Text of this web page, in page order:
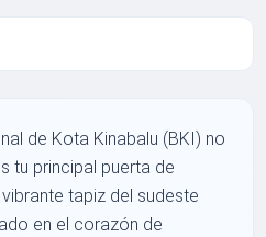
de Kota Kinabalu (BKI) no
tu principal puerta de
tapiz del sudeste
en el corazón de